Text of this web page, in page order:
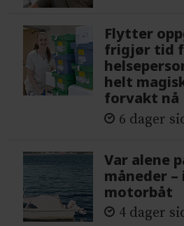
Flytter
frigjør tid
helt
forvakt nå
6 dager
Var alene
måneder
motorbåt
4 dager